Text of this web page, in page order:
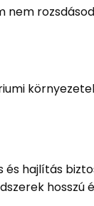
nem
és hajlítás